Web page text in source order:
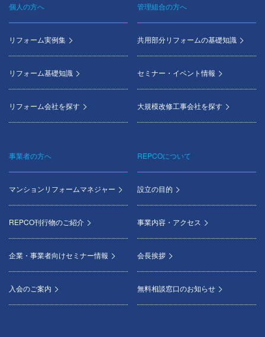
Footer
menu
個人の方へ
リフォーム実例集
リフォーム基礎知識
リフォーム会社を探す
管理組合の方へ
共用部分リフォームの基礎知識
セミナー・イベント情報
大規模改修工事会社を探す
事業者の方へ
マンションリフォームマネジャー
REPCO刊行物のご紹介
企業・事業者向けセミナー情報
入会のご案内
REPCOについて
設立の目的
事業内容・アクセス
会長挨拶
無料相談窓口のお知らせ